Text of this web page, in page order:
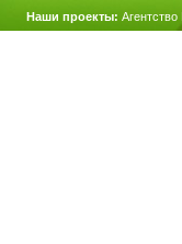
Наши проекты: